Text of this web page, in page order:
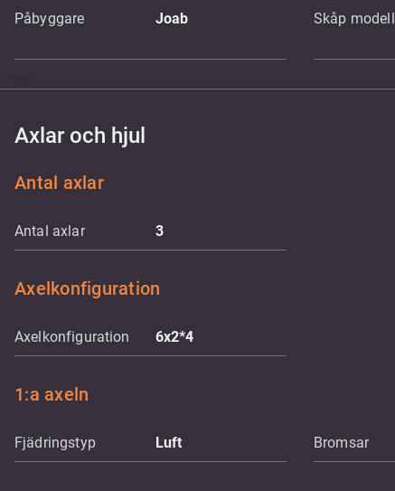
Påbyggare Joab Skåp modell
Axlar och hjul
Antal axlar
Antal axlar 3
Axelkonfiguration
Axelkonfiguration 6x2*4
1:a axeln
Fjädringstyp Luft Bromsar